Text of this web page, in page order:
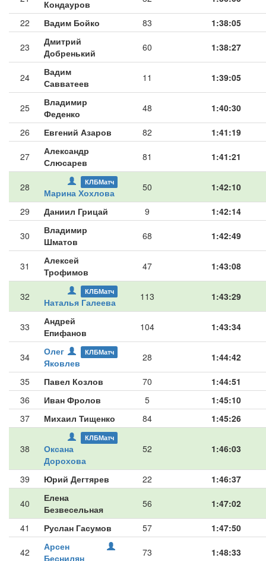
Кондауров
22 Вадим Бойко 83 1:38:05
23
Дмитрий
Добренький
60 1:38:27
24
Вадим
Савватеев
11 1:39:05
25
Владимир
Феденко
48 1:40:30
26 Евгений Азаров 82 1:41:19
27
Александр
Слюсарев
81 1:41:21
28 КЛБМатч
Марина Хохлова 50 1:42:10
29 Даниил Грицай 9 1:42:14
30
Владимир
Шматов
68 1:42:49
31
Алексей
Трофимов
47 1:43:08
32 КЛБМатч
Наталья Галеева 113 1:43:29
33
Андрей
Епифанов
104 1:43:34
34 КЛБМатч
Олег
Яковлев
28 1:44:42
35 Павел Козлов 70
1:44:51
36
Иван Фролов 5
1:45:10
37
Михаил Тищенко 84 1:45:26
38
КЛБМатч
Оксана
Дорохова
52 1:46:03
39 Юрий Дегтярев 22 1:46:37
40
Елена
Безвесельная
56 1:47:02
41 Руслан Гасумов 57 1:47:50
42
Арсен
Беснилян
73 1:48:33